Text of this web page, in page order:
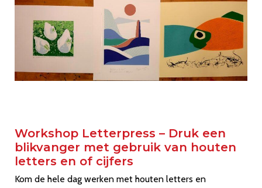
Workshop Letterpress – Druk een
blikvanger met gebruik van houten
letters en of cijfers
Kom de hele dag werken met houten letters en